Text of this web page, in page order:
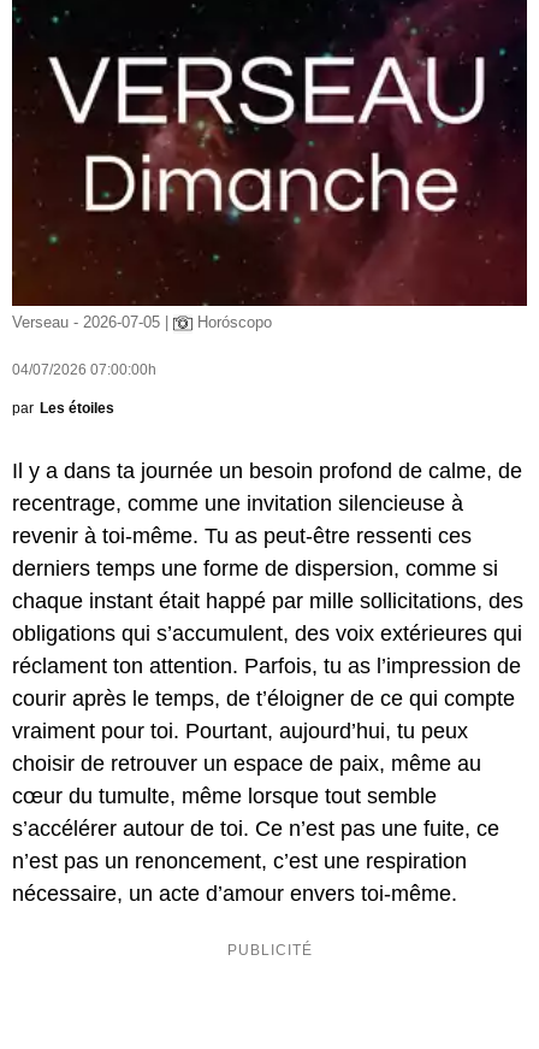
Verseau - 2026-07-05 | Horóscopo
04/07/2026 07:00:00h
par Les étoiles
Il y a dans ta journée un besoin profond de calme, de
recentrage, comme une invitation silencieuse à
revenir à toi-même. Tu as peut-être ressenti ces
derniers temps une forme de dispersion, comme si
chaque instant était happé par mille sollicitations, des
obligations qui s’accumulent, des voix extérieures qui
réclament ton attention. Parfois, tu as l’impression de
courir après le temps, de t’éloigner de ce qui compte
vraiment pour toi. Pourtant, aujourd’hui, tu peux
choisir de retrouver un espace de paix, même au
cœur du tumulte, même lorsque tout semble
s’accélérer autour de toi. Ce n’est pas une fuite, ce
n’est pas un renoncement, c’est une respiration
nécessaire, un acte d’amour envers toi-même.